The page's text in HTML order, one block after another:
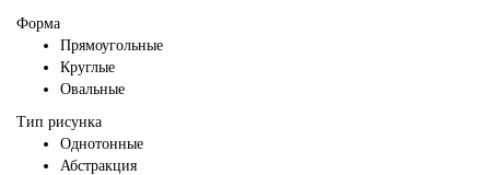
Форма
Прямоугольные
Круглые
Овальные
Тип рисунка
Однотонные
Абстракция